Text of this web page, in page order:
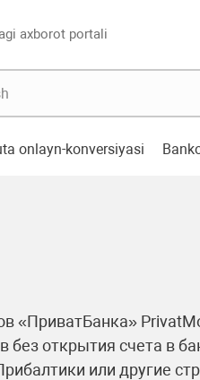
axborot portali
onlayn-konversiyasi
«ПриватБанка»
открытия счета в
или другие